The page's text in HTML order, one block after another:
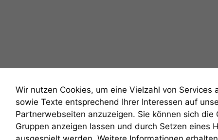
anmelden
Wir nutzen Cookies, um eine Vielzahl von
sowie Texte entsprechend Ihrer Interessen auf
Partnerwebseiten anzuzeigen. Sie können sich
Gruppen anzeigen lassen und durch Setzen eines